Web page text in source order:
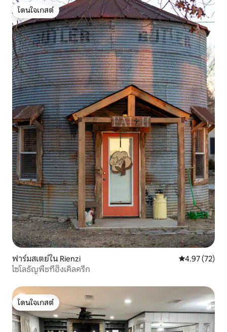
โดนใจเกสต์
โดนใจเกสต์
ฟาร์มสเตย์ใน Rienzi คะแนนเฉลี่ย
4.97 (72)
ไซโลธัญพืชที่ฮิงเคิลครีก
โดนใจเกสต์
โดนใจเกสต์